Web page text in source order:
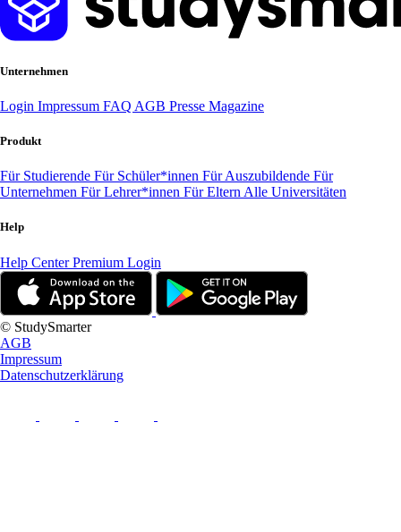
Unternehmen
Login Impressum FAQ AGB Presse Magazine
Produkt
Für Studierende Für Schüler*innen Für Auszubildende Für
Unternehmen Für Lehrer*innen Für Eltern Alle Universitäten
Help
Help CenterPremium Login
© StudySmarter
AGB
Impressum
Datenschutzerklärung